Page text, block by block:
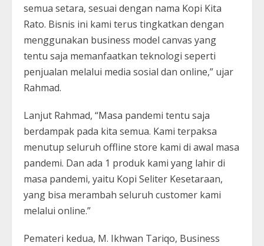
semua setara, sesuai dengan nama Kopi Kita
Rato. Bisnis ini kami terus tingkatkan dengan
menggunakan business model canvas yang
tentu saja memanfaatkan teknologi seperti
penjualan melalui media sosial dan online,” ujar
Rahmad.
Lanjut Rahmad, “Masa pandemi tentu saja
berdampak pada kita semua. Kami terpaksa
menutup seluruh offline store kami di awal masa
pandemi. Dan ada 1 produk kami yang lahir di
masa pandemi, yaitu Kopi Seliter Kesetaraan,
yang bisa merambah seluruh customer kami
melalui online.”
Pemateri kedua, M. Ikhwan Tariqo, Business